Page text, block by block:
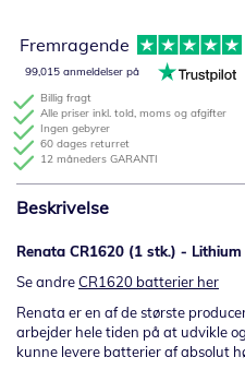
Billig fragt
Alle priser inkl. told, moms og afgifter
Ingen gebyrer
60 dages returret
12 måneders GARANTI
Fremragende
99,015 anmeldelser på
Beskrivelse
Renata CR1620 (1 stk.) - Lithium
Se andreCR1620 batterier her
Renata er en af de største
arbejder hele tiden på at udvikle
kunne levere batterier af absolut